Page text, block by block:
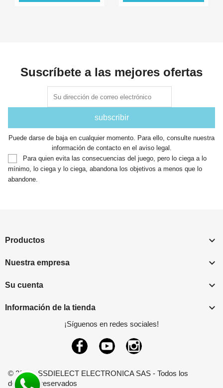
Suscríbete a las mejores ofertas
Puede darse de baja en cualquier momento. Para ello, consulte nuestra
información de contacto en el aviso legal.
Para quien evita las consecuencias del juego, pero lo ciega a lo
mínimo, lo ciega y lo ciega, abandona los objetivos a menos que lo
abandone.
Productos 
Nuestra empresa 
Su cuenta 
Información de la tienda 
¡Síguenos en redes sociales!
FacebookYouTube
© 2026 - SSDIELECT ELECTRONICA SAS - Todos los
derechos reservados